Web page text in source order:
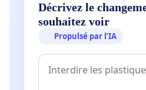
Décrivez le
souhaitez voir
Propulsé par l’IA